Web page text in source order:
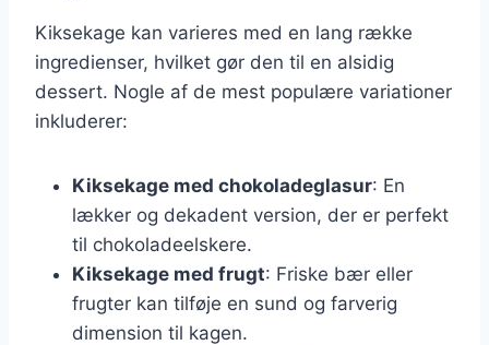
Kiksekage kan varieres med en lang række
ingredienser, hvilket gør den til en alsidig
dessert. Nogle af de mest populære variationer
inkluderer:
Kiksekage med chokoladeglasur: En
lækker og dekadent version, der er perfekt
til chokoladeelskere.
Kiksekage med frugt: Friske bær eller
frugter kan tilføje en sund og farverig
dimension til kagen.